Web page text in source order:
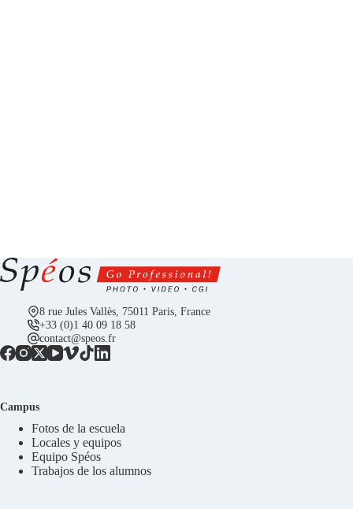
8 rue Jules Vallès, 75011 Paris, France
+33 (0)1 40 09 18 58
contact@speos.fr
Campus
Fotos de la escuela
Locales y equipos
Equipo Spéos
Trabajos de los alumnos